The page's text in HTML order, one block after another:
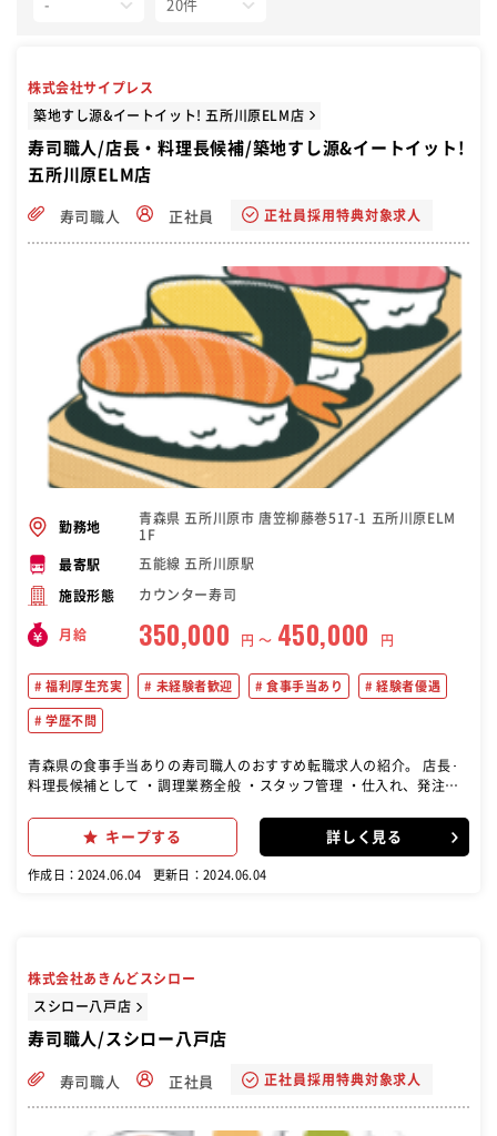
株式会社サイプレス
築地すし源&イートイット! 五所川原ELM店
寿司職人/店長・料理長候補/築地すし源&イートイット!
五所川原ELM店
寿司職人 正社員 正社員採用特典対象求人
勤務地
青森県 五所川原市 唐笠柳藤巻517-1 五所川原ELM
1F
最寄駅 五能線 五所川原駅
施設形態 カウンター寿司
月給 350,000 円 〜 450,000 円
福利厚生充実 未経験者歓迎 食事手当あり 経験者優遇
学歴不問
青森県の食事手当ありの寿司職人のおすすめ転職求人の紹介。 店長･
料理長候補として ・調理業務全般 ・スタッフ管理 ・仕入れ、発注作
キープする 詳しく見る
作成日：2024.06.04 更新日：2024.06.04
株式会社あきんどスシロー
スシロー八戸店
寿司職人/スシロー八戸店
寿司職人 正社員 正社員採用特典対象求人